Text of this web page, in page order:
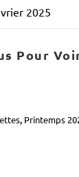
2025
Pour
, Printemps